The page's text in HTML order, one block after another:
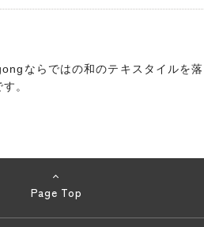
ならではの和のテキスタイルを
。
Page Top